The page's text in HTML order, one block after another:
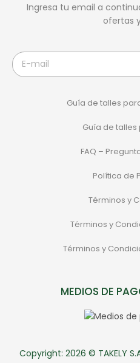
Ingresa tu email a
ofertas
Guía de talles
Guía de
FAQ –
Política de
Términos y
Términos y
Términos y
MEDIOS DE
Copyright: 2026 © TAKELY